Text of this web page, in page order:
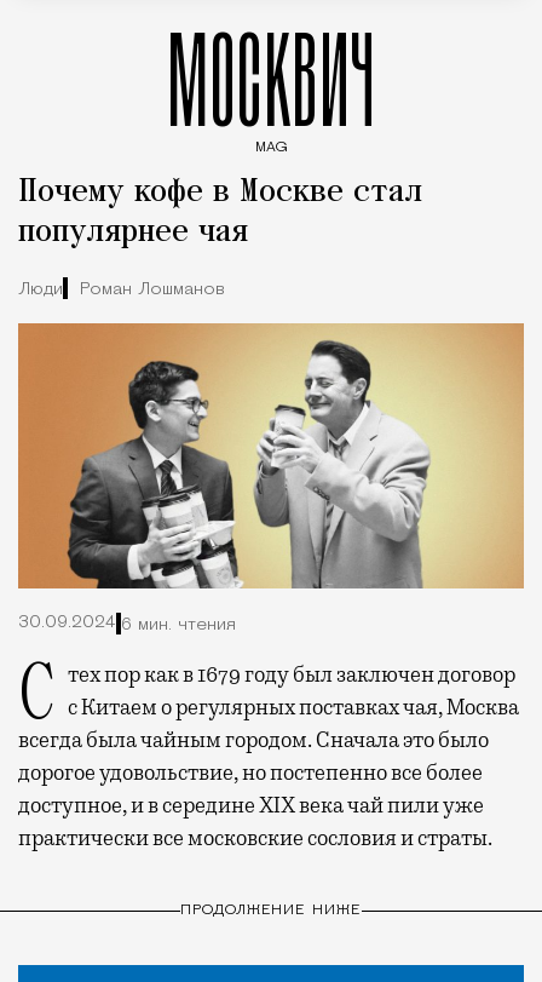
МОСКВИЧ
MAG
Почему кофе в Москве стал
популярнее чая
Люди Роман Лошманов
30.09.2024 6 мин. чтения
С тех пор как в 1679 году был заключен договор с Китаем о регулярных поставках чая, Москва
всегда была чайным городом. Сначала это было
дорогое удовольствие, но постепенно все более
доступное, и в середине XIX века чай пили уже
практически все московские сословия и страты.
ПРОДОЛЖЕНИЕ НИЖЕ